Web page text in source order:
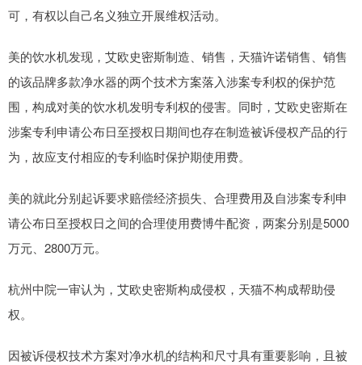
可，有权以自己名义独立开展维权活动。
美的饮水机发现，艾欧史密斯制造、销售，天猫许诺销售、销售
的该品牌多款净水器的两个技术方案落入涉案专利权的保护范
围，构成对美的饮水机发明专利权的侵害。同时，艾欧史密斯在
涉案专利申请公布日至授权日期间也存在制造被诉侵权产品的行
为，故应支付相应的专利临时保护期使用费。
美的就此分别起诉要求赔偿经济损失、合理费用及自涉案专利申
请公布日至授权日之间的合理使用费博牛配资，两案分别是5000
万元、2800万元。
杭州中院一审认为，艾欧史密斯构成侵权，天猫不构成帮助侵
权。
因被诉侵权技术方案对净水机的结构和尺寸具有重要影响，且被